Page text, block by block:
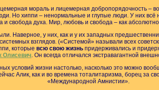
мораль и лицемерная добропорядочность –
Но хиппи – ненормальные и глупые люди. У них всё
и свобода духа. Мир, любовь и свобода – как
Наверное, у них, как и у их западных
взглядов. («Системой» называли всех
которые всю свою жизньпридерживались и
Олисевич. Он всегда отличался экстравагантной
условий жизни настолько, насколько это можно
Алик, как и во времена тоталитаризма, борец за
«Международной Амнистии».